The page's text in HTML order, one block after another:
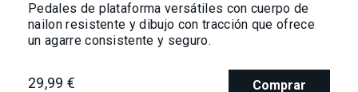
Pedales de plataforma versátiles con cuerpo de
nailon resistente y dibujo con tracción que ofrece
un agarre consistente y seguro.
29,99 € Comprar